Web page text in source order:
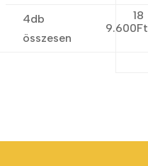
4db
összesen
9.600Ft
18